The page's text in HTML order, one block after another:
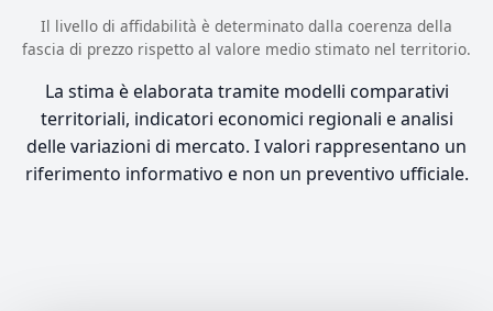
Il livello di affidabilità è determinato dalla coerenza della
fascia di prezzo rispetto al valore medio stimato nel territorio.
La stima è elaborata tramite modelli comparativi
territoriali, indicatori economici regionali e analisi
delle variazioni di mercato. I valori rappresentano un
riferimento informativo e non un preventivo ufficiale.